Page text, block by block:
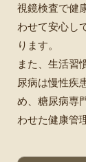
視鏡検査で健
わせて安心し
ります。
また、生活習
尿病は慢性疾
め、糖尿病専
わせた健康管